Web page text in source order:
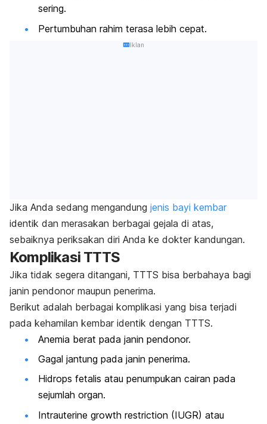
sering.
Pertumbuhan rahim terasa lebih cepat.
Iklan
Jika Anda sedang mengandung jenis bayi kembar
identik dan merasakan berbagai gejala di atas,
sebaiknya periksakan diri Anda ke dokter kandungan.
Komplikasi TTTS
Jika tidak segera ditangani, TTTS bisa berbahaya bagi
janin pendonor maupun penerima.
Berikut adalah berbagai komplikasi yang bisa terjadi
pada kehamilan kembar identik dengan TTTS.
Anemia berat pada janin pendonor.
Gagal jantung pada janin penerima.
Hidrops fetalis atau penumpukan cairan pada
sejumlah organ.
Intrauterine growth restriction (IUGR) atau